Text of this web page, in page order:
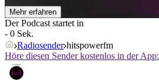
Mehr erfahren
Der Podcast startet in
- 0 Sek.
Radiosender hitspowerfm
Höre diesen Sender kostenlos in der App: